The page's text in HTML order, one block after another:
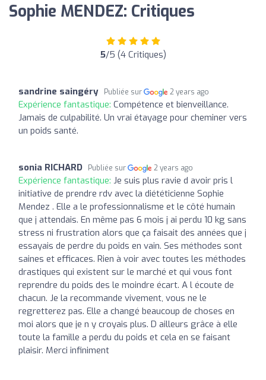
Sophie MENDEZ: Critiques
5/5 (4 Critiques)
sandrine saingéry Publiée sur 2 years ago
Expérience fantastique: Compétence et bienveillance.
Jamais de culpabilité. Un vrai étayage pour cheminer vers
un poids santé.
sonia RICHARD Publiée sur 2 years ago
Expérience fantastique: Je suis plus ravie d avoir pris l
initiative de prendre rdv avec la diététicienne Sophie
Mendez . Elle a le professionnalisme et le côté humain
que j attendais. En même pas 6 mois j ai perdu 10 kg sans
stress ni frustration alors que ça faisait des années que j
essayais de perdre du poids en vain. Ses méthodes sont
saines et efficaces. Rien à voir avec toutes les méthodes
drastiques qui existent sur le marché et qui vous font
reprendre du poids des le moindre écart. A l écoute de
chacun. Je la recommande vivement, vous ne le
regretterez pas. Elle a changé beaucoup de choses en
moi alors que je n y croyais plus. D ailleurs grâce à elle
toute la famille a perdu du poids et cela en se faisant
plaisir. Merci infiniment